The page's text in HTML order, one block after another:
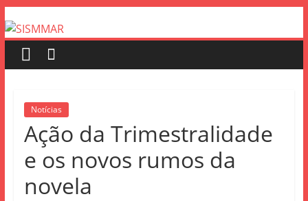
Notícias
Ação da Trimestralidade
e os novos rumos da
novela